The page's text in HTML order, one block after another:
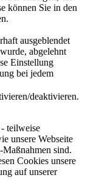
können Sie in den
ausgeblendet
abgelehnt
Einstellung
bei jedem
deaktivieren.
teilweise
unsere Webseite
sind.
Cookies unsere
auf unserer